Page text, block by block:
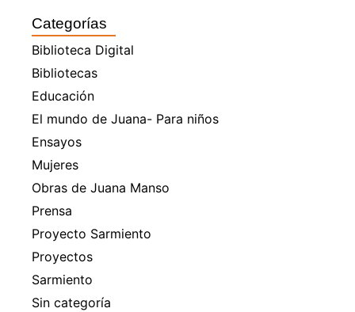
Categorías
Biblioteca Digital
Bibliotecas
Educación
El mundo de Juana- Para niños
Ensayos
Mujeres
Obras de Juana Manso
Prensa
Proyecto Sarmiento
Proyectos
Sarmiento
Sin categoría